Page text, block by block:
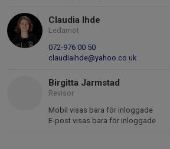
Claudia Ihde
Ledamot
072-976 00 50
claudiaihde@yahoo.co.uk
Birgitta Jarmstad
Revisor
Mobil visas bara för inloggade
E-post visas bara för inloggade